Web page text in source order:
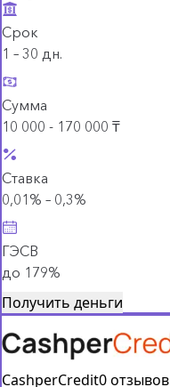
Срок
1 – 30 дн.
Сумма
10 000 - 170 000 ₸
Ставка
0,01% – 0,3%
ГЭСВ
до 179%
Получить деньги
CashperCredit0 отзывов